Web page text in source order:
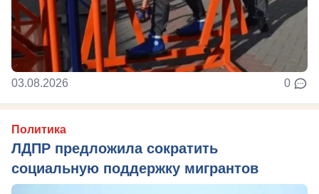
03.08.2026 0
Политика
ЛДПР предложила сократить
социальную поддержку мигрантов